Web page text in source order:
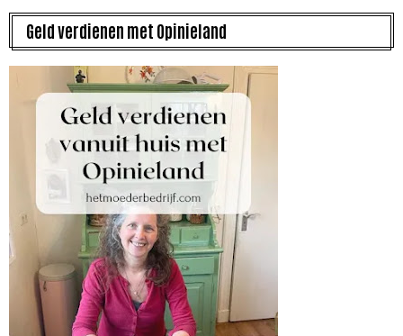
Geld verdienen met Opinieland